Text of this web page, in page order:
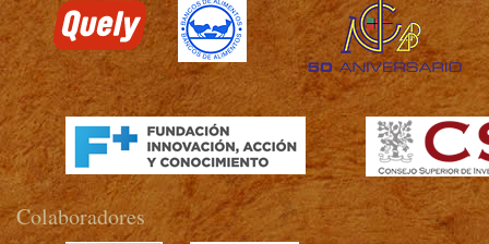
>
Colaboradores